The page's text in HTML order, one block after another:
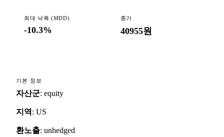
최대 낙폭 (MDD)
-10.3%
종가
40955원
기본 정보
자산군: equity
지역: US
환노출: unhedged